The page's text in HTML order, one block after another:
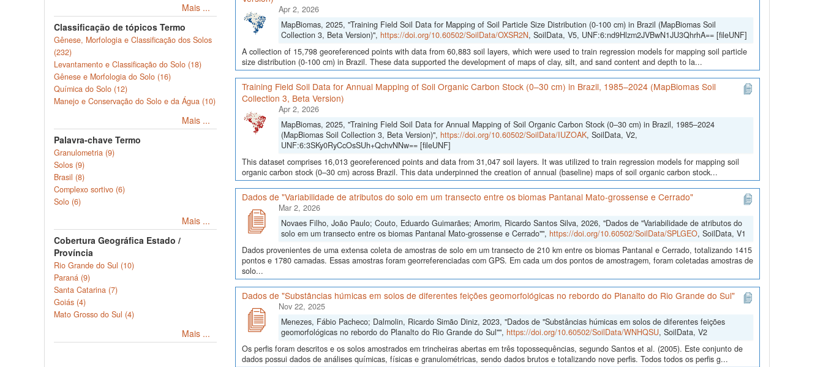
Mais ...
Classificação de tópicos Termo
Gênese, Morfologia e Classificação dos Solos
(232)
Levantamento e Classificação do Solo (18)
Gênese e Morfologia do Solo (16)
Química do Solo (12)
Manejo e Conservação do Solo e da Água (10)
Mais ...
Palavra-chave Termo
Granulometria (9)
Solos (9)
Brasil (8)
Complexo sortivo (6)
Solo (6)
Mais ...
Cobertura Geográfica Estado /
Província
Rio Grande do Sul (10)
Paraná (9)
Santa Catarina (7)
Goiás (4)
Mato Grosso do Sul (4)
Mais ...
Apr 2, 2026
MapBiomas, 2025, "Training Field Soil Data for Mapping of Soil Particle Size Distribution (0-100 cm) in Brazil (MapBiomas Soil
Collection 3, Beta Version)", https://doi.org/10.60502/SoilData/OXSR2N, SoilData, V5, UNF:6:nd9Hlzm2JVBwN1JU3QhrhA== [fileUNF]
A collection of 15,798 georeferenced points with data from 60,883 soil layers, which were used to train regression models for mapping soil particle
size distribution (0-100 cm) in Brazil. These data supported the development of maps of clay, silt, and sand content and depth to la...
Training Field Soil Data for Annual Mapping of Soil Organic Carbon Stock (0–30 cm) in Brazil, 1985–2024 (MapBiomas Soil
Collection 3, Beta Version)
Apr 2, 2026
MapBiomas, 2025, "Training Field Soil Data for Annual Mapping of Soil Organic Carbon Stock (0–30 cm) in Brazil, 1985–2024
(MapBiomas Soil Collection 3, Beta Version)", https://doi.org/10.60502/SoilData/IUZOAK, SoilData, V2,
UNF:6:3SKy0RyCcOsSUh+QchvNNw== [fileUNF]
This dataset comprises 16,013 georeferenced points and data from 31,047 soil layers. It was utilized to train regression models for mapping soil
organic carbon stock (0–30 cm) across Brazil. This data underpinned the creation of annual (baseline) maps of soil organic carbon stock...
Dados de "Variabilidade de atributos do solo em um transecto entre os biomas Pantanal Mato-grossense e Cerrado"
Mar 2, 2026
Novaes Filho, João Paulo; Couto, Eduardo Guimarães; Amorim, Ricardo Santos Silva, 2026, "Dados de "Variabilidade de atributos do
solo em um transecto entre os biomas Pantanal Mato-grossense e Cerrado"", https://doi.org/10.60502/SoilData/SPLGEO, SoilData, V1
Dados provenientes de uma extensa coleta de amostras de solo em um transecto de 210 km entre os biomas Pantanal e Cerrado, totalizando 1415
pontos e 1780 camadas. Essas amostras foram georreferenciadas com GPS. Em cada um dos pontos de amostragem, foram coletadas amostras de
solo...
Dados de "Substâncias húmicas em solos de diferentes feições geomorfológicas no rebordo do Planalto do Rio Grande do Sul"
Nov 22, 2025
Menezes, Fábio Pacheco; Dalmolin, Ricardo Simão Diniz, 2023, "Dados de "Substâncias húmicas em solos de diferentes feições
geomorfológicas no rebordo do Planalto do Rio Grande do Sul"", https://doi.org/10.60502/SoilData/WNHQSU, SoilData, V2
Os perfis foram descritos e os solos amostrados em trincheiras abertas em três topossequências, segundo Santos et al. (2005). Este conjunto de
dados possui dados de análises químicas, físicas e granulométricas, sendo dados brutos e totalizando nove perfis. Todos todos os perfis g...